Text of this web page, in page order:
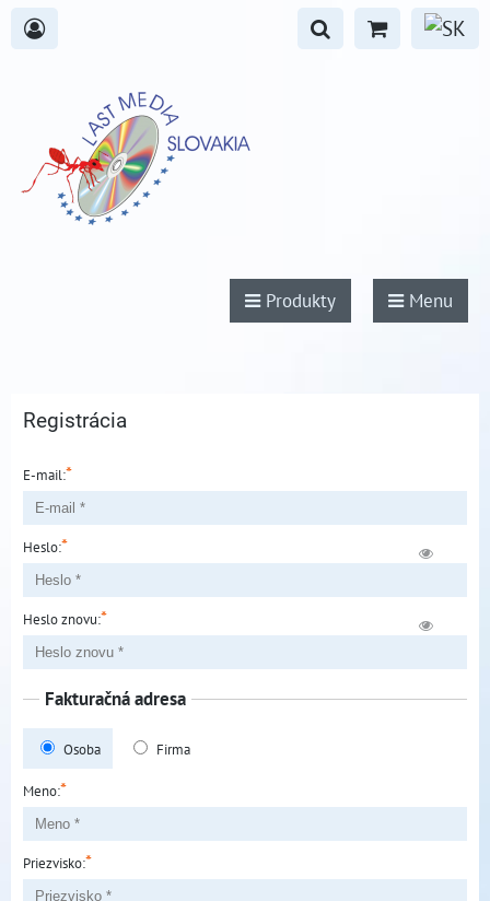
Produkty Menu
Registrácia
E-mail:*
Heslo:*
Heslo znovu:*
Fakturačná adresa
Osoba Firma
Meno:*
Priezvisko:*